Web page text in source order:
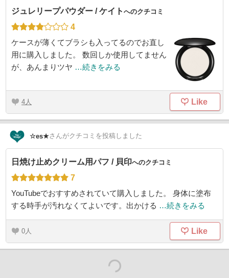
ジュレリープパウダー / ケイト へのクチコミ
4
ケースが薄くてブラシも入ってるのでお直し
用に購入しました。 数回しか使用してません
が、あんまりツヤ …続きをみる
4 Like
☆es★さんがクチコミを投稿しました
日焼け止めクリーム用パフ / 貝印へのクチコミ
7
YouTubeでおすすめされていて購入しました。 身体に塗布
する時手が汚れなくてよいです。出かける …続きをみる
0 Like